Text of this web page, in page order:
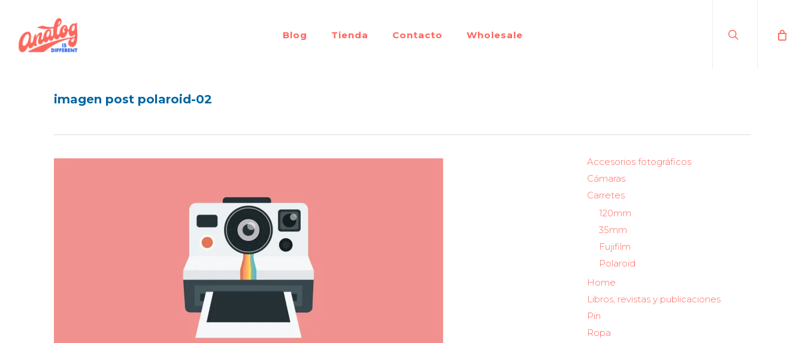
content
Blog Tienda Contacto Wholesale
imagen post polaroid-02
Accesorios fotográficos
Cámaras
Carretes
120mm
35mm
Fujifilm
Polaroid
Home
Libros, revistas y publicaciones
Pin
Ropa